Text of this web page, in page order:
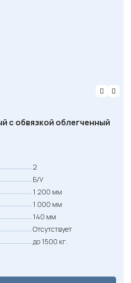
с обвязкой облегченный
2
Б/У
1 200 мм
1 000 мм
140 мм
Отсутствует
до 1500 кг.